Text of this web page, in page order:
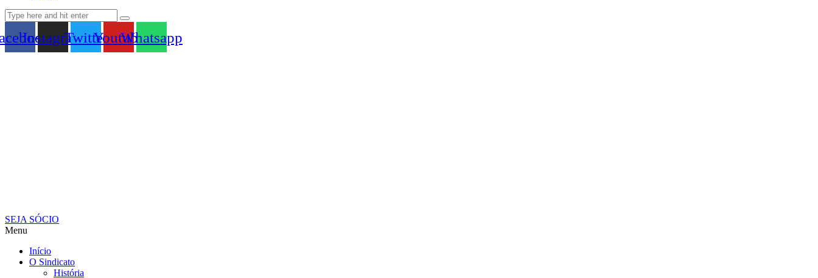
InstagramTwitterYoutubeWhatsapp
SEJA SÓCIO
Menu
Início
O Sindicato
História